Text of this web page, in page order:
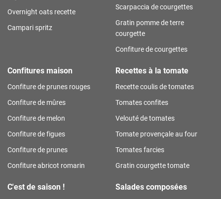
Overnight oats recette
Campari spritz
Scarpaccia de courgettes
Gratin pomme de terre
courgette
Confiture de courgettes
Confitures maison
Confiture de prunes rouges
Confiture de mûres
Confiture de melon
Confiture de figues
Confiture de prunes
Confiture abricot romarin
Recettes à la tomate
Recette coulis de tomates
Tomates confites
Velouté de tomates
Tomate provençale au four
Tomates farcies
Gratin courgette tomate
C'est de saison ! Salades composées